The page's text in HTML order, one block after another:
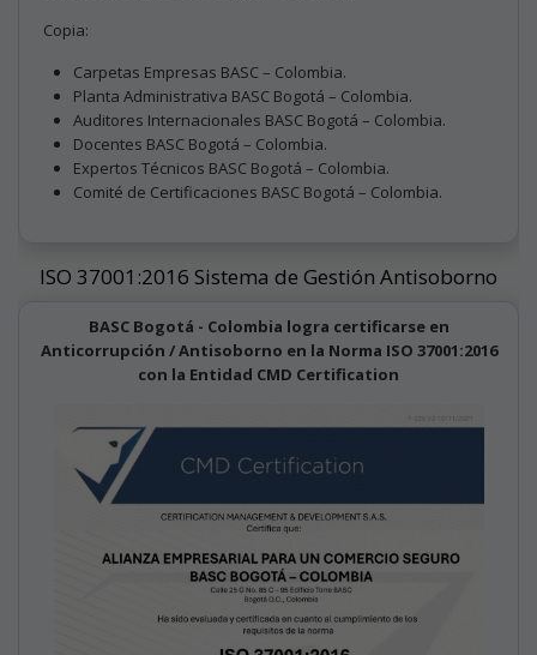
Copia:
Carpetas Empresas BASC – Colombia.
Planta Administrativa BASC Bogotá – Colombia.
Auditores Internacionales BASC Bogotá – Colombia.
Docentes BASC Bogotá – Colombia.
Expertos Técnicos BASC Bogotá – Colombia.
Comité de Certificaciones BASC Bogotá – Colombia.
ISO 37001:2016 Sistema de Gestión Antisoborno
BASC Bogotá - Colombia logra certificarse en
Anticorrupción / Antisoborno en la Norma ISO 37001:2016
con la Entidad CMD Certification